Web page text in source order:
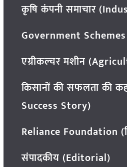
कृषि कंपनी समाचार
Government Schemes
एग्रीकल्चर मशीन
किसानों की सफलता की
Success Story)
Reliance Foundation
संपादकीय (Editorial)